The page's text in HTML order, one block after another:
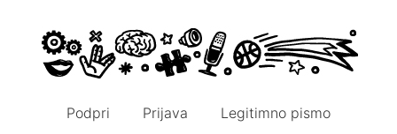
Podpri Prijava Legitimno pismo